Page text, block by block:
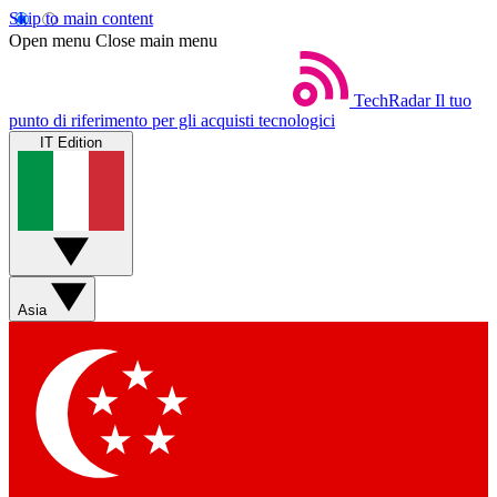
Skip to main content
Open menu Close main menu
TechRadar Il tuo
punto di riferimento per gli acquisti tecnologici
IT Edition
Asia